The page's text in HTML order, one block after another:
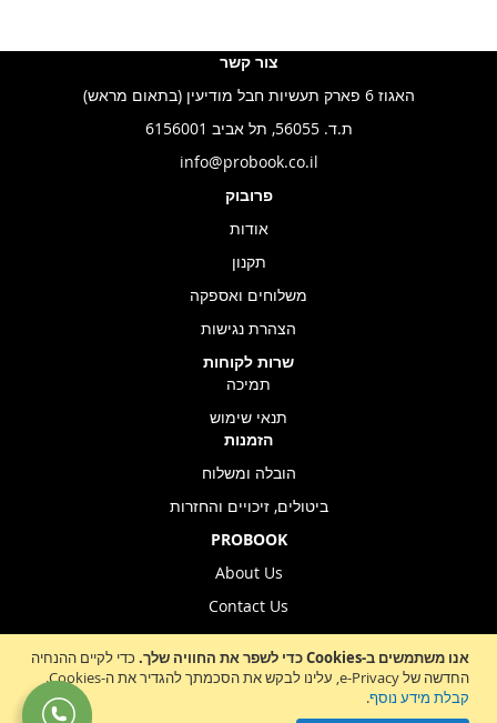
אנו משתמשים ב-Cookies כדי לשפר את החוויה שלך.
כדי לקיים ההנחיה
החדשה של e-Privacy, עלינו לבקש את הסכמתך להגדיר את ה-Cookies.
קבלת מידע נוסף.
Sign
צור קשר
האגוז 6 פארק תעשיות חבל מודיעין (בתאום מראש)
ת.ד. 56055, תל אביב 6156001
info@probook.co.il
פרובוק
אודות
תקנון
משלוחים ואספקה
הצהרת נגישות
שרות לקוחות
תמיכה
תנאי שימוש
הזמנות
הובלה ומשלוח
ביטולים, זיכויים והחזרות
PROBOOK
About Us
Contact Us
Store Location